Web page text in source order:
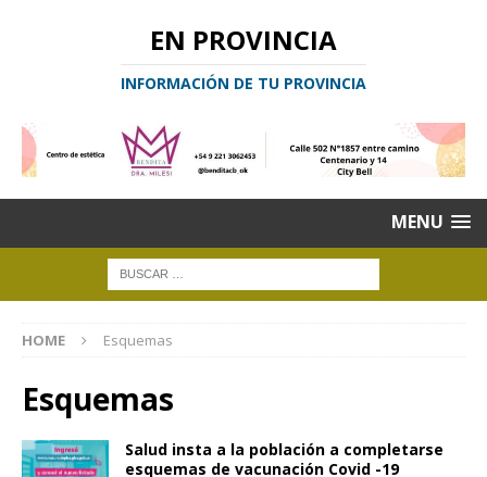
EN PROVINCIA
INFORMACIÓN DE TU PROVINCIA
MENU
HOME Esquemas
Esquemas
Salud insta a la población a completarse
esquemas de vacunación Covid -19